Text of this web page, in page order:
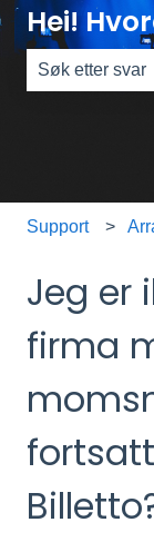
Hei!
Support
Jeg er
firma